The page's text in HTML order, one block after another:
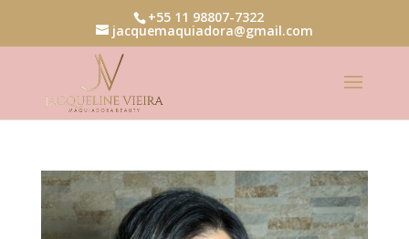
+55 11 98807-7322
jacquemaquiadora@gmail.com